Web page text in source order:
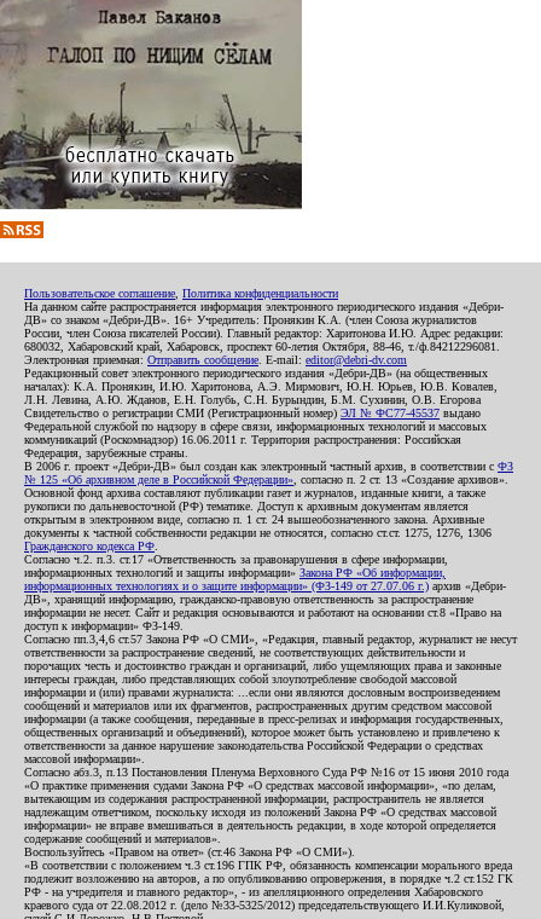
Пользовательское соглашение Политика конфиденциальности
На данном сайте распространяется информация электронного периодического издания «Дебри-
ДВ» со знаком «Дебри-ДВ». 16+ Учредитель: Пронякин К.А. (член Союза журналистов
России, член Союза писателей России). Главный редактор: Харитонова И.Ю. Адрес редакции:
680032, Хабаровский край, Хабаровск, проспект 60-летия Октября, 88-46, т./ф.84212296081.
Электронная приемная: Отправить сообщение . E-mail: editor@debri-dv.com
Редакционный совет электронного периодического издания «Дебри-ДВ» (на общественных
началах): К.А. Пронякин, И.Ю. Харитонова, А.Э. Мирмович, Ю.Н. Юрьев, Ю.В. Ковалев,
Л.Н. Левина, А.Ю. Жданов, Е.Н. Голубь, С.Н. Бурындин, Б.М. Сухинин, О.В. Егорова
Свидетельство о регистрации СМИ (Регистрационный номер) ЭЛ № ФС77-45537 выдано
Федеральной службой по надзору в сфере связи, информационных технологий и массовых
коммуникаций (Роскомнадзор) 16.06.2011 г. Территория распространения: Российская
Федерация, зарубежные страны.
В 2006 г. проект «Дебри-ДВ» был создан как электронный частный архив, в соответствии с ФЗ
№ 125 «Об архивном деле в Российской Федерации» , согласно п. 2 ст. 13 «Создание архивов».
Основной фонд архива составляют публикации газет и журналов, изданные книги, а также
рукописи по дальневосточной (РФ) тематике. Доступ к архивным документам является
открытым в электронном виде, согласно п. 1 ст. 24 вышеобозначенного закона. Архивные
документы к частной собственности редакции не относятся, согласно ст.ст. 1275, 1276, 1306
Гражданского кодекса РФ
Согласно ч.2. п.3. ст.17 «Ответственность за правонарушения в сфере информации,
информационных технологий и защиты информации» Закона РФ «Об информации,
информационных технологиях и о защите информации» (ФЗ-149 от 27.07.06 г.) архив «Дебри-
ДВ», хранящий информацию, гражданско-правовую ответственность за распространение
информации не несет. Сайт и редакция основываются и работают на основании ст.8 «Право на
доступ к информации» ФЗ-149.
Согласно пп.3,4,6 ст.57 Закона РФ «О СМИ», «Редакция, главный редактор, журналист не несут
ответственности за распространение сведений, не соответствующих действительности и
порочащих честь и достоинство граждан и организаций, либо ущемляющих права и законные
интересы граждан, либо представляющих собой злоупотребление свободой массовой
информации и (или) правами журналиста: ...если они являются дословным воспроизведением
сообщений и материалов или их фрагментов, распространенных другим средством массовой
информации (а также сообщения, переданные в пресс-релизах и информация государственных,
общественных организаций и объединений), которое может быть установлено и привлечено к
ответственности за данное нарушение законодательства Российской Федерации о средствах
массовой информации».
Согласно абз.3, п.13 Постановления Пленума Верховного Суда РФ №16 от 15 июня 2010 года
«О практике применения судами Закона РФ «О средствах массовой информации», «по делам,
вытекающим из содержания распространенной информации, распространитель не является
надлежащим ответчиком, поскольку исходя из положений Закона РФ «О средствах массовой
информации» не вправе вмешиваться в деятельность редакции, в ходе которой определяется
содержание сообщений и материалов».
Воспользуйтесь «Правом на ответ» (ст.46 Закона РФ «О СМИ»).
«В соответствии с положением ч.3 ст.196 ГПК РФ, обязанность компенсации морального вреда
подлежит возложению на авторов, а по опубликованию опровержения, в порядке ч.2 ст.152 ГК
РФ - на учредителя и главного редактор», - из апелляционного определения Хабаровского
краевого суда от 22.08.2012 г. (дело №33-5325/2012) председательствующего И.И.Куликовой,